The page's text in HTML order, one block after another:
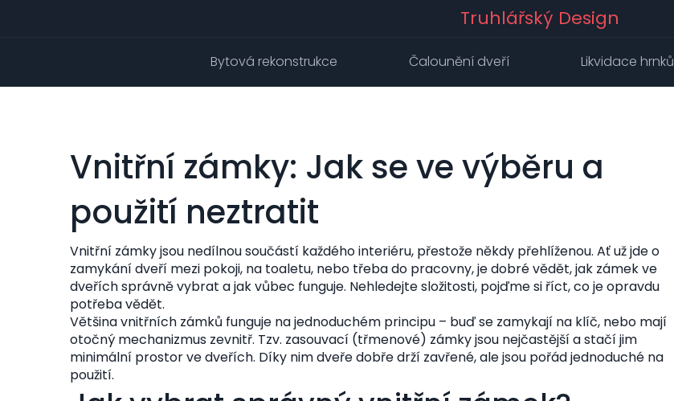
Truhlářský Design
Bytová rekonstrukce Čalounění dveří Likvidace hrnků
Vnitřní zámky: Jak se ve výběru a
použití neztratit
Vnitřní zámky jsou nedílnou součástí každého interiéru, přestože někdy přehlíženou. Ať už jde o
zamykání dveří mezi pokoji, na toaletu, nebo třeba do pracovny, je dobré vědět, jak zámek ve
dveřích správně vybrat a jak vůbec funguje. Nehledejte složitosti, pojďme si říct, co je opravdu
potřeba vědět.
Většina vnitřních zámků funguje na jednoduchém principu – buď se zamykají na klíč, nebo mají
otočný mechanizmus zevnitř. Tzv. zasouvací (třmenové) zámky jsou nejčastější a stačí jim
minimální prostor ve dveřích. Díky nim dveře dobře drží zavřené, ale jsou pořád jednoduché na
použití.